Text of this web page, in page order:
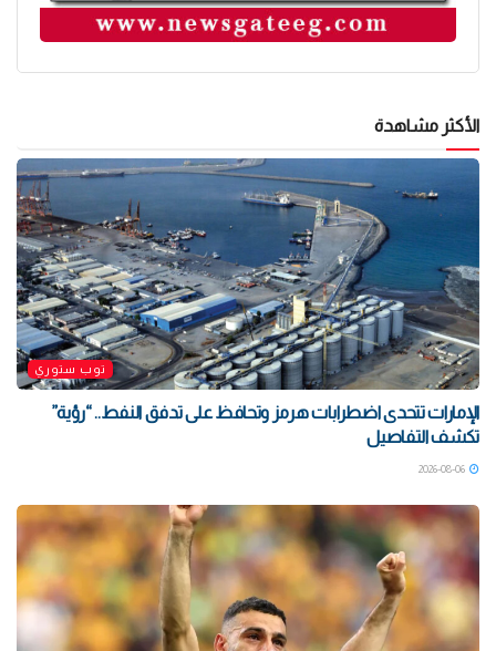
الأكثر مشاهدة
توب ستوري
الإمارات تتحدى اضطرابات هرمز وتحافظ على تدفق النفط.. “رؤية”
تكشف التفاصيل